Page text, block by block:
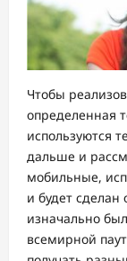
Чтобы
определенная
используются
дальше и
мобильные,
и будет сделан
изначально
всемирной